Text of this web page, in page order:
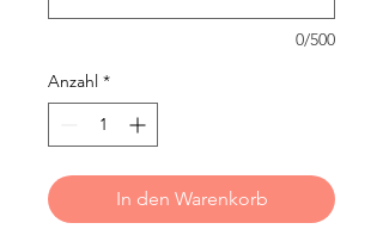
0/500
Anzahl *
In den Warenkorb